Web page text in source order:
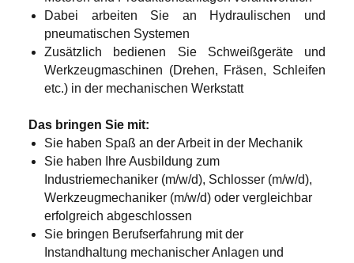
Dabei arbeiten Sie an Hydraulischen und
pneumatischen Systemen
Zusätzlich bedienen Sie Schweißgeräte und
Werkzeugmaschinen (Drehen, Fräsen, Schleifen
etc.) in der mechanischen Werkstatt
Das bringen Sie mit:
Sie haben Spaß an der Arbeit in der Mechanik
Sie haben Ihre Ausbildung zum
Industriemechaniker (m/w/d), Schlosser (m/w/d),
Werkzeugmechaniker (m/w/d) oder vergleichbar
erfolgreich abgeschlossen
Sie bringen Berufserfahrung mit der
Instandhaltung mechanischer Anlagen und